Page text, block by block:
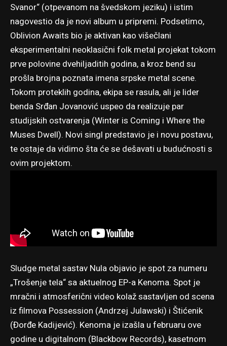
Svanor“ (otpevanom na švedskom jeziku) i istim
nagovestio da je novi album u pripremi. Podsetimo,
Oblivion Awaits bio je aktivan kao višečlani
eksperimentalni neoklasični folk metal projekattokom
prve polovine dvehiljaditih godina, a kroz bend su
prošla brojna poznata imena srpske metal scene.
Tokom proteklih godina, ekipa se rasula, ali je lider
benda Srđan Jovanović uspeo da realizuje par
studijskih ostvarenja (Winter is Coming i Where the
Muses Dwell). Novi singl predstavio je i novu postavu,
te ostaje da vidimo šta će se dešavati u budućnosti s
ovim projektom.
Sludge metal sastav Nula objavio je spot za numeru
„Trošenje tela“ sa aktuelnog EP-a Kenoma. Spot je
mračni i atmosferični video kolaž sastavljen od scena
iz filmova Possession (Andrzej Julawski) i Štićenik
(Đorđe Kadijević). Kenoma je izašla u februaru ove
godine u digitalnom (Blackbow Records), kasetnom